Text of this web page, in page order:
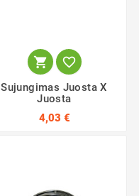
 
Sujungimas Juosta X
Juosta
4,03 €